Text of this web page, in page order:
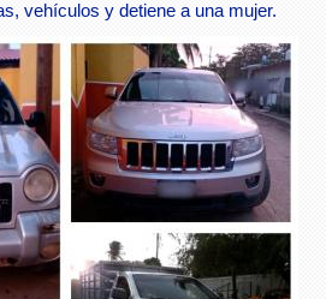
vehículos y detiene a una mujer.